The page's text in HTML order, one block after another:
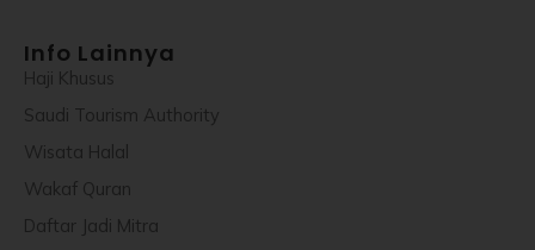
Info Lainnya
Haji Khusus
Saudi Tourism Authority
Wisata Halal
Wakaf Quran
Daftar Jadi Mitra